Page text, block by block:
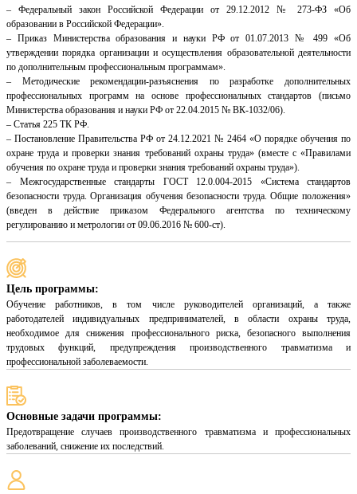
– Федеральный закон Российской Федерации от 29.12.2012 № 273-ФЗ «Об
образовании в Российской Федерации».
– Приказ Министерства образования и науки РФ от 01.07.2013 № 499 «Об
утверждении порядка организации и осуществления образовательной деятельности
по дополнительным профессиональным программам».
– Методические рекомендации-разъяснения по разработке дополнительных
профессиональных программ на основе профессиональных стандартов (письмо
Министерства образования и науки РФ от 22.04.2015 № ВК-1032/06).
– Статья 225 ТК РФ.
– Постановление Правительства РФ от 24.12.2021 № 2464 «О порядке обучения по
охране труда и проверки знания требований охраны труда» (вместе с «Правилами
обучения по охране труда и проверки знания требований охраны труда»).
– Межгосударственные стандарты ГОСТ 12.0.004-2015 «Система стандартов
безопасности труда. Организация обучения безопасности труда. Общие положения»
(введен в действие приказом Федерального агентства по техническому
регулированию и метрологии от 09.06.2016 № 600-ст).
Цель программы:
Обучение работников, в том числе руководителей организаций, а также
работодателей индивидуальных предпринимателей, в области охраны труда,
необходимое для снижения профессионального риска, безопасного выполнения
трудовых функций, предупреждения производственного травматизма и
профессиональной заболеваемости.
Основные задачи программы:
Предотвращение случаев производственного травматизма и профессиональных
заболеваний, снижение их последствий.